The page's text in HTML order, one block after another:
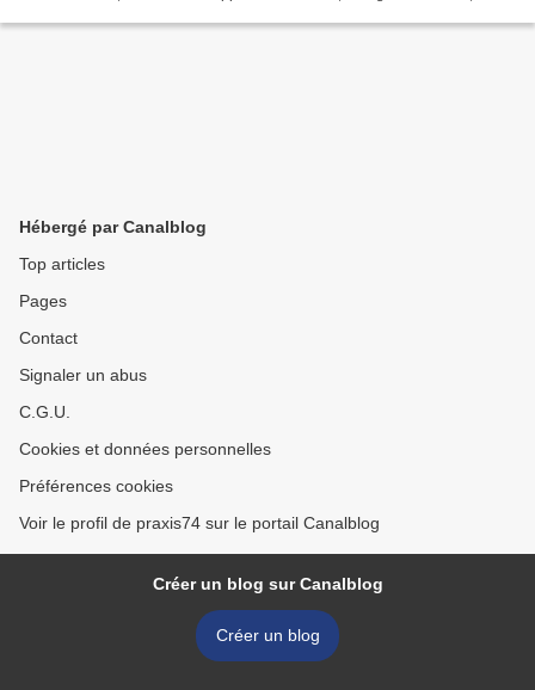
Hébergé par Canalblog
Top articles
Pages
Contact
Signaler un abus
C.G.U.
Cookies et données personnelles
Préférences cookies
Voir le profil de praxis74 sur le portail Canalblog
Créer un blog sur Canalblog
Créer un blog